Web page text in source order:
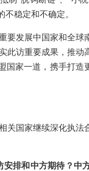
稳定和不确定。
要发展中国家和全球
此访重要成果，推动
国家一道，携手打
关国家继续深化执法
排和中方期待？中